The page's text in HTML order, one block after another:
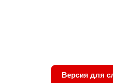
Версия для